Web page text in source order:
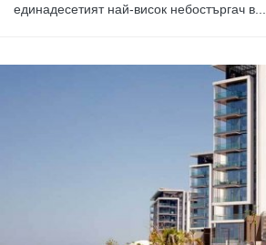
единадесетият най-висок небостъргач в...